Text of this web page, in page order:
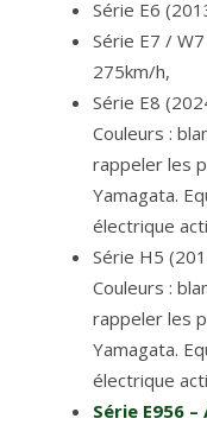
Série E6
Série E7 /
275km/h,
Série E8
Couleurs :
rappeler les
Yamagata.
électrique
Série H5
Couleurs :
rappeler les
Yamagata.
électrique
Série E956 –